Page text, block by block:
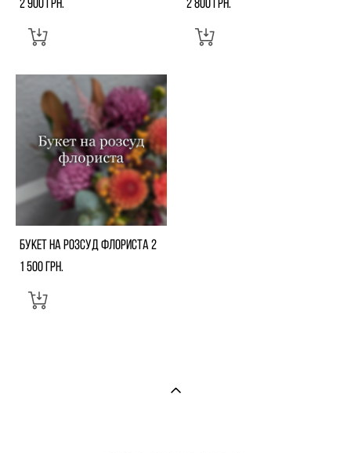
2 900 грн. 2 800 грн.
букет на розсуд флориста 2
1 500 грн.